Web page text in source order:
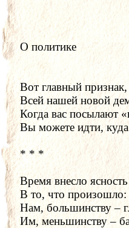
О политике
Вот главный
Всей нашей новой
Когда вас посылают
Вы можете идти, куда
* * *
Время внесло ясность
В то, что произошло:
Нам, большинству –
Им, меньшинству –